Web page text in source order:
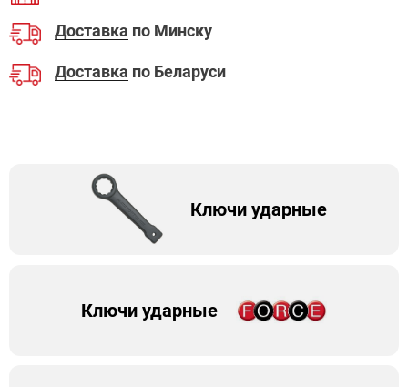
Доставка по Минску
Доставка по Беларуси
Ключи ударные
Ключи ударные